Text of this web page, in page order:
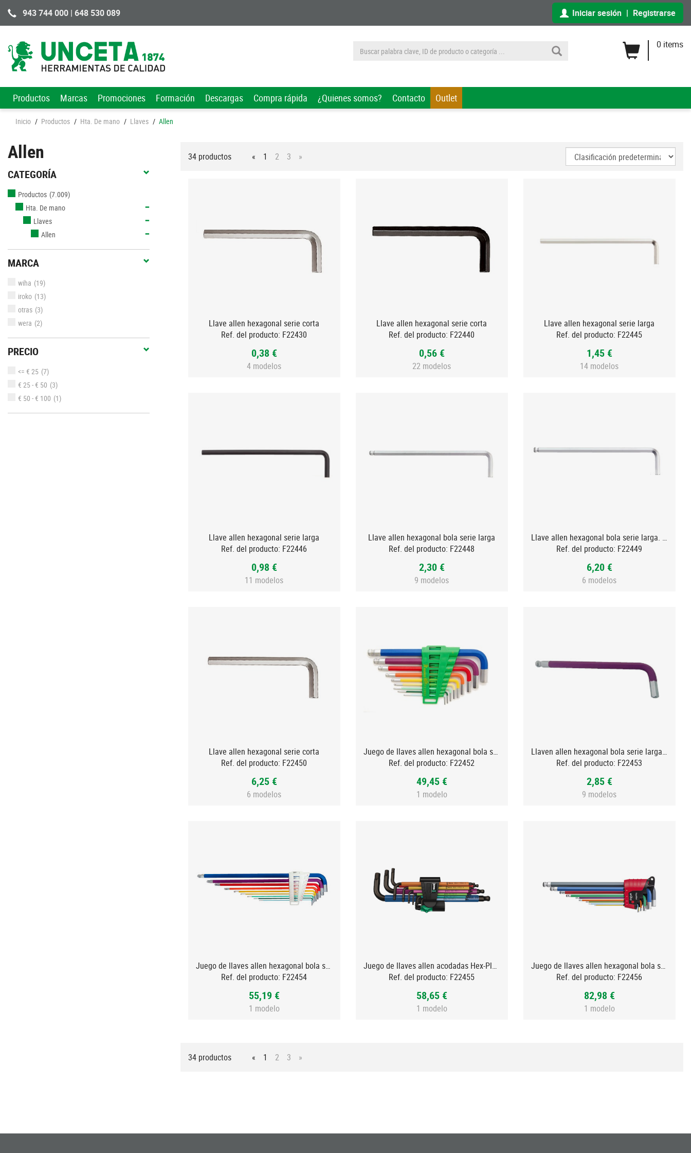
943 744 000 | 648 530 089 Iniciar sesión | Registrarse
0 items
Productos Marcas Promociones Formación Descargas Compra rápida ¿Quienes somos? Contacto Outlet
Inicio / Productos / Hta. De mano / Llaves / Allen
Allen
CATEGORÍA
Productos (7.009)
Hta. De mano
Llaves
Allen
MARCA
wiha (19)
iroko (13)
otras (3)
wera (2)
PRECIO
<= € 25 (7)
€ 25 - € 50 (3)
€ 50 - € 100 (1)
34 productos « 1 2 3 »
Llave allen hexagonal serie corta
Ref. del producto: F22430
0,38 €
4 modelos
Llave allen hexagonal serie corta
Ref. del producto: F22440
0,56 €
22 modelos
Llave allen hexagonal serie larga
Ref. del producto: F22445
1,45 €
14 modelos
Llave allen hexagonal serie larga
Ref. del producto: F22446
0,98 €
11 modelos
Llave allen hexagonal bola serie larga
Ref. del producto: F22448
2,30 €
9 modelos
Llave allen hexagonal bola serie larga. FUNCIÓN SUJECIÓN
Ref. del producto: F22449
6,20 €
6 modelos
Llave allen hexagonal serie corta
Ref. del producto: F22450
6,25 €
6 modelos
Juego de llaves allen hexagonal bola serie larga. MULTICOLOR
Ref. del producto: F22452
49,45 €
1 modelo
Llaven allen hexagonal bola serie larga. MULTICOLOR
Ref. del producto: F22453
2,85 €
9 modelos
Juego de llaves allen hexagonal bola serie extra larga. MULT
Ref. del producto: F22454
55,19 €
1 modelo
Juego de llaves allen acodadas Hex-Plus Mult
Ref. del producto: F22455
58,65 €
1 modelo
Juego de llaves allen hexagonal bola serie extra larga. MULT
Ref. del producto: F22456
82,98 €
1 modelo
34 productos « 1 2 3 »